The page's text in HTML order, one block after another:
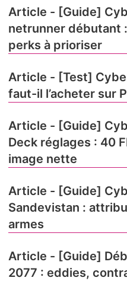
Article - [Guide]
netrunner débutant
perks à prioriser
Article - [Test]
faut-il l’acheter sur
Article - [Guide]
Deck réglages : 40
image nette
Article - [Guide]
Sandevistan :
armes
Article - [Guide]
2077 : eddies,